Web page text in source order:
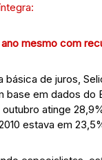
mesmo com
de juros,
base em dados
atinge
estava em